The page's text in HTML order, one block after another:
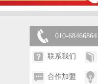
010-68466864
联系我们
合作加盟